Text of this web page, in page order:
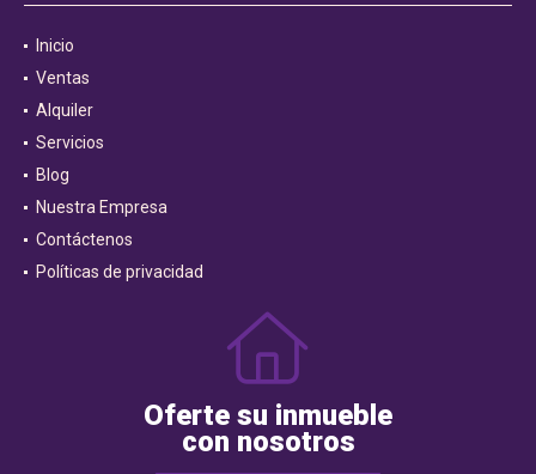
Inicio
Ventas
Alquiler
Servicios
Blog
Nuestra Empresa
Contáctenos
Políticas de privacidad
Oferte su inmueble
con nosotros